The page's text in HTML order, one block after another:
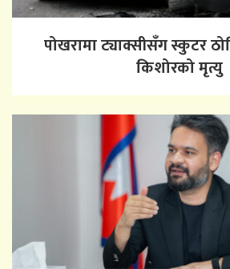
पोखरामा ट्याक्सीसँग स्कुटर
किशोरको मृत्यु